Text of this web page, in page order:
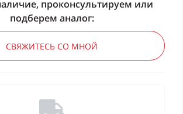
проконсультируем или
подберем аналог:
СВЯЖИТЕСЬ СО МНОЙ